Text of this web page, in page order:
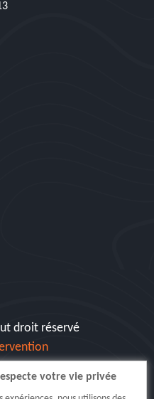
droit réservé
000 30votre vie privée